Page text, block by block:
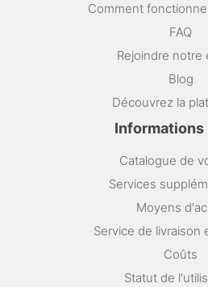
Comment fonctionne
FAQ
Rejoindre notre
Blog
Découvrez la
Catalogue de
Services
Moyens
Service de livraison
Coûts
Statut de